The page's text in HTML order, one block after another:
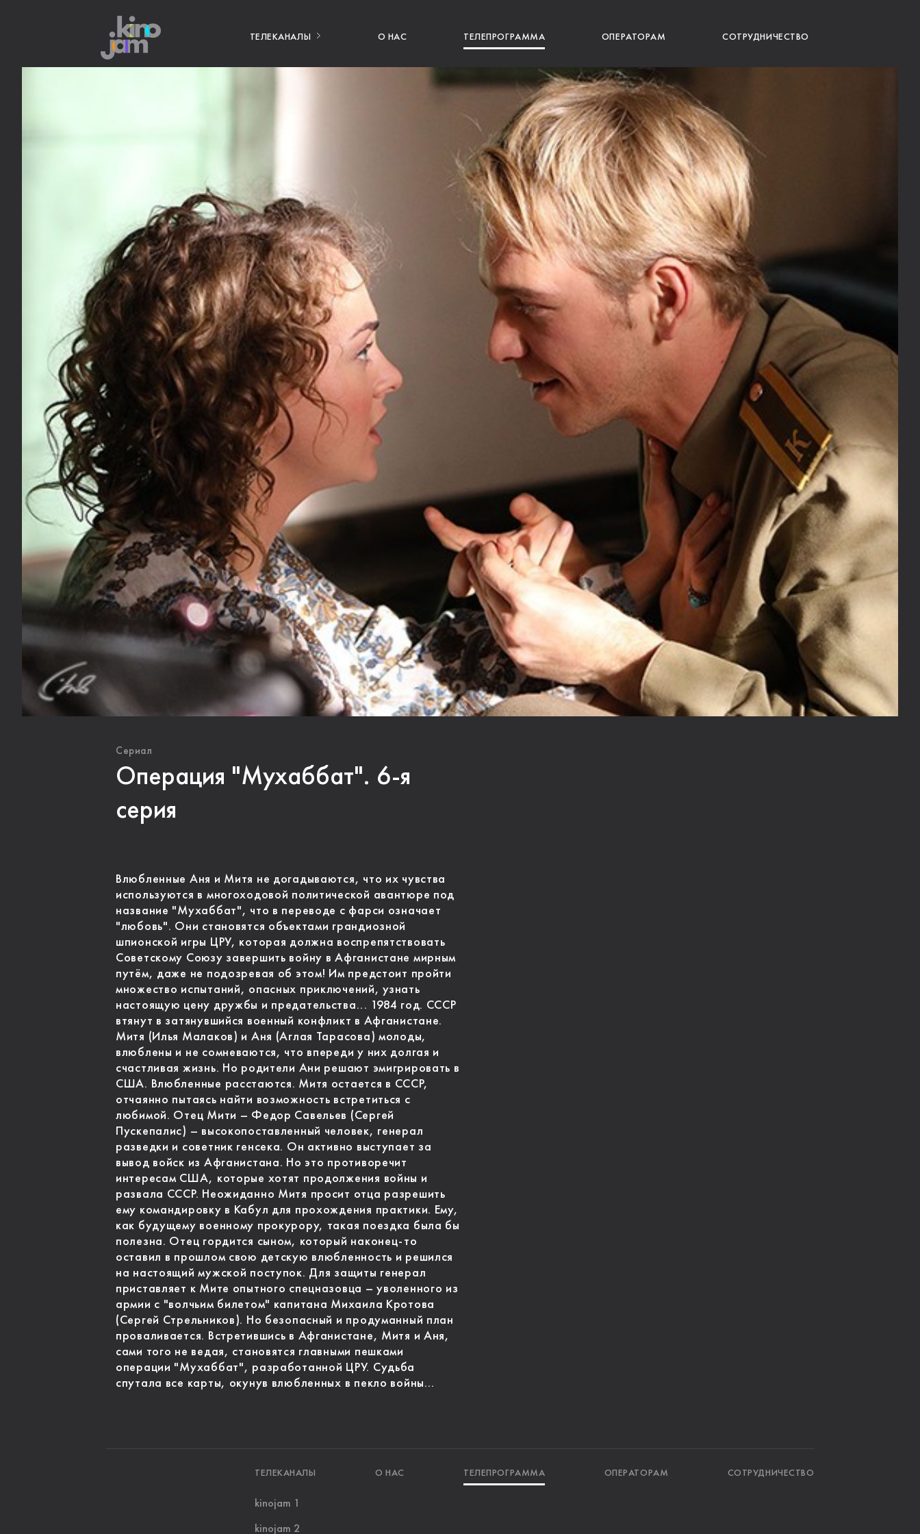
ТЕЛЕКАНАЛЫ О НАС ТЕЛЕПРОГРАММА ОПЕРАТОРАМ СОТРУДНИЧЕСТВО
Сериал
Операция "Мухаббат". 6-я
серия
Влюбленные Аня и Митя не догадываются, что их чувства
используются в многоходовой политической авантюре под
название "Мухаббат", что в переводе с фарси означает
"любовь". Они становятся объектами грандиозной
шпионской игры ЦРУ, которая должна воспрепятствовать
Советскому Союзу завершить войну в Афганистане мирным
путём, даже не подозревая об этом! Им предстоит пройти
множество испытаний, опасных приключений, узнать
настоящую цену дружбы и предательства... 1984 год. СССР
втянут в затянувшийся военный конфликт в Афганистане.
Митя (Илья Малаков) и Аня (Аглая Тарасова) молоды,
влюблены и не сомневаются, что впереди у них долгая и
счастливая жизнь. Но родители Ани решают эмигрировать в
США. Влюбленные расстаются. Митя остается в СССР,
отчаянно пытаясь найти возможность встретиться с
любимой. Отец Мити – Федор Савельев (Сергей
Пускепалис) – высокопоставленный человек, генерал
разведки и советник генсека. Он активно выступает за
вывод войск из Афганистана. Но это противоречит
интересам США, которые хотят продолжения войны и
развала СССР. Неожиданно Митя просит отца разрешить
ему командировку в Кабул для прохождения практики. Ему,
как будущему военному прокурору, такая поездка была бы
полезна. Отец гордится сыном, который наконец-то
оставил в прошлом свою детскую влюбленность и решился
на настоящий мужской поступок. Для защиты генерал
приставляет к Мите опытного спецназовца – уволенного из
армии с "волчьим билетом" капитана Михаила Кротова
(Сергей Стрельников). Но безопасный и продуманный план
проваливается. Встретившись в Афганистане, Митя и Аня,
сами того не ведая, становятся главными пешками
операции "Мухаббат", разработанной ЦРУ. Судьба
спутала все карты, окунув влюбленных в пекло войны…
ТЕЛЕКАНАЛЫ О НАС ТЕЛЕПРОГРАММА ОПЕРАТОРАМ СОТРУДНИЧЕСТВО
kinojam 1
kinojam 2